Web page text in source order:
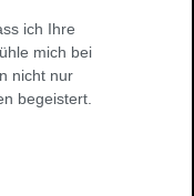
ich Ihre
mich bei
nicht nur
begeistert.